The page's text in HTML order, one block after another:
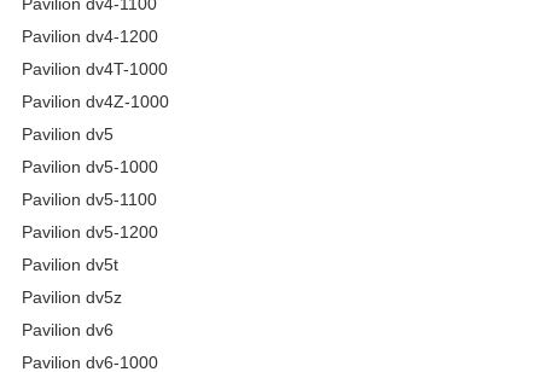
Pavilion dv4-1200
Pavilion dv4T-1000
Pavilion dv4Z-1000
Pavilion dv5
Pavilion dv5-1000
Pavilion dv5-1100
Pavilion dv5-1200
Pavilion dv5t
Pavilion dv5z
Pavilion dv6
Pavilion dv6-1000